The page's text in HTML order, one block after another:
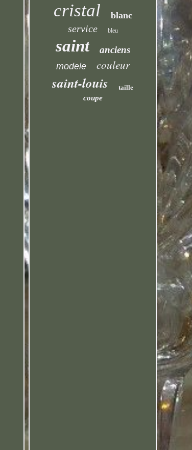
cristal blanc
service bleu
saint anciens
modele couleur
saint-louis taille
coupe